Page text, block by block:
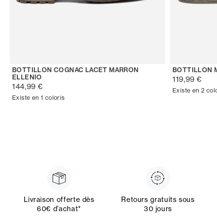
BOTTILLON COGNAC LACET MARRON
ELLENIO
144,99 €
Existe en 1 coloris
BOTTILLON
119,99 €
Existe en 2
Livraison offerte dès
60€ d’achat*
Retours gratuits sous
30 jours